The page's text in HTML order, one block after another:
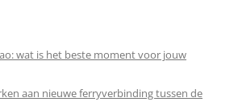
wat is het beste moment voor jouw
aan nieuwe ferryverbinding tussen de